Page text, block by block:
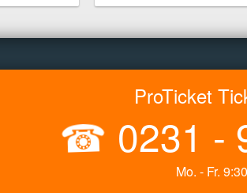
ProTicket
☎ 0231 -
Mo. - Fr.